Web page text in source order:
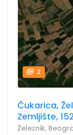
2
Čukarica,
Zemljište,
Železnik,